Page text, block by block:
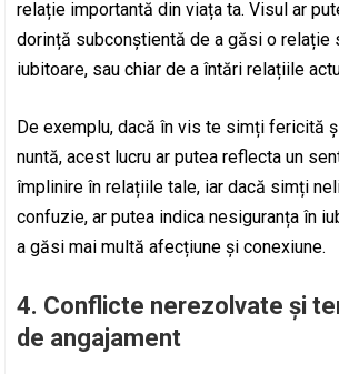
relație importantă din viața ta. Visul ar
dorință subconștientă de a găsi o relație
iubitoare, sau chiar de a întări relațiile
De exemplu, dacă în vis te simți fericită
nuntă, acest lucru ar putea reflecta un
împlinire în relațiile tale, iar dacă simți
confuzie, ar putea indica nesiguranța în
a găsi mai multă afecțiune și conexiune.
4. Conflicte nerezolvate și
de angajament